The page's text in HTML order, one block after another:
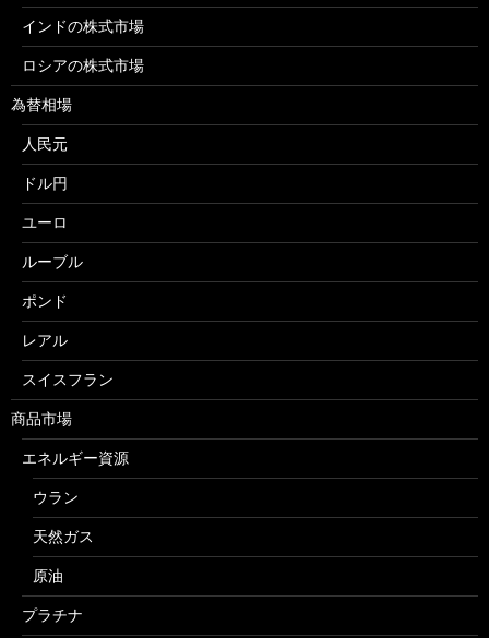
インドの株式市場
ロシアの株式市場
為替相場
人民元
ドル円
ユーロ
ルーブル
ポンド
レアル
スイスフラン
商品市場
エネルギー資源
ウラン
天然ガス
原油
プラチナ